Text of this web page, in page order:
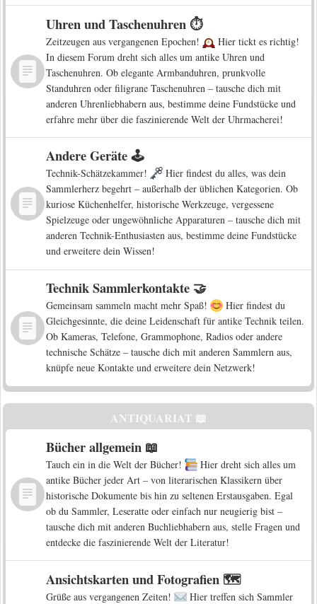
Uhren und Taschenuhren ⏱️
Zeitzeugen aus vergangenen Epochen!
Hier tickt es richtig!
In diesem Forum dreht sich alles um antike Uhren und
Taschenuhren. Ob elegante Armbanduhren, prunkvolle
Standuhren oder filigrane Taschenuhren – tausche dich mit
anderen Uhrenliebhabern aus, bestimme deine Fundstücke und
erfahre mehr über die faszinierende Welt der Uhrmacherei!
Andere Geräte 🕹️
Technik-Schätzekammer!
Hier findest du alles, was dein
Sammlerherz begehrt – außerhalb der üblichen Kategorien. Ob
kuriose Küchenhelfer, historische Werkzeuge, vergessene
Spielzeuge oder ungewöhnliche Apparaturen – tausche dich mit
anderen Technik-Enthusiasten aus, bestimme deine Fundstücke
und erweitere dein Wissen!
Technik Sammlerkontakte 🤝
Gemeinsam sammeln macht mehr Spaß!
Hier findest du
Gleichgesinnte, die deine Leidenschaft für antike Technik teilen.
Ob Kameras, Telefone, Grammophone, Radios oder andere
technische Schätze – tausche dich mit anderen Sammlern aus,
knüpfe neue Kontakte und erweitere dein Netzwerk!
ANTIQUARIAT 📖
Bücher allgemein 📖
Tauch ein in die Welt der Bücher!
Hier dreht sich alles um
antike Bücher jeder Art – von literarischen Klassikern über
historische Dokumente bis hin zu seltenen Erstausgaben. Egal
ob du Sammler, Leseratte oder einfach nur neugierig bist –
tausche dich mit anderen Buchliebhabern aus, stelle Fragen und
entdecke die faszinierende Welt der Literatur!
Ansichtskarten und Fotografien 🗺️
Grüße aus vergangenen Zeiten!
Hier treffen sich Sammler